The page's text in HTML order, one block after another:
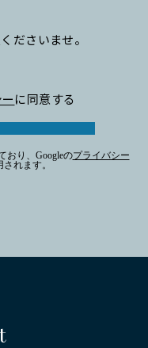
ださいませ。
に同意する
おり、Googleのプライバシー
れます。